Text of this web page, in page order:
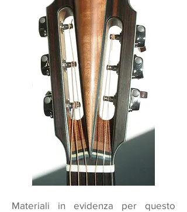
Materiali in evidenza per questo